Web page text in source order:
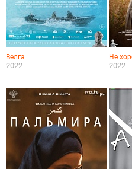
Велга
2022
Не
2022